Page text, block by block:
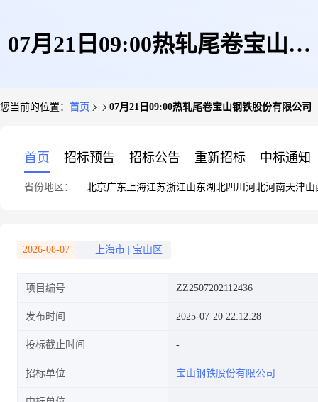
07月21日09:00热轧尾卷宝山钢
您当前的位置： 首页 07月21日09:00热轧尾卷宝山钢铁股份有限公司
首页 招标预告 招标公告 重新招标 中标通知
省份地区： 北京广东 上海江苏浙江山东湖北四川 河北河南天津山
2026-08-07 上海市 宝山区
项目编号 ZZ2507202112436
发布时间 2025-07-20 22:12:28
投标截止时间
招标单位 宝山钢铁股份有限公司